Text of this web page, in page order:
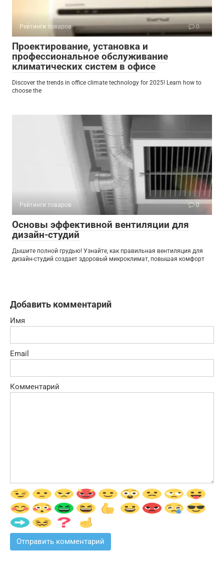
Рейтинги товаров 0
Проектирование, установка и
профессиональное обслуживание
климатических систем в офисе
Discover the trends in office climate technology for 2025! Learn how to
choose the
Рейтинги товаров 0
Основы эффективной вентиляции для
дизайн-студий
Дышите полной грудью! Узнайте, как правильная вентиляция для
дизайн-студий создает здоровый микроклимат, повышая комфорт
Добавить комментарий
Имя
Email
Комментарий